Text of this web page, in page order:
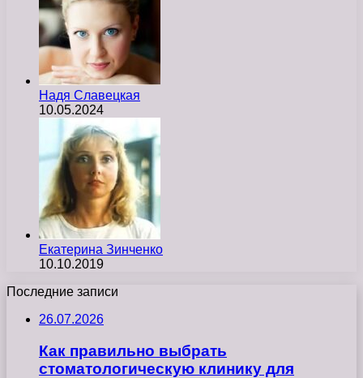
Надя Славецкая
10.05.2024
Екатерина Зинченко
10.10.2019
Последние записи
26.07.2026
Как правильно выбрать
стоматологическую клинику для